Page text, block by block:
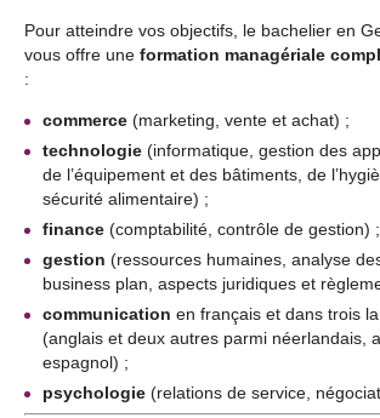
Pour atteindre vos objectifs, le bachelier en
vous offre une formation managériale
:
commerce (marketing, vente et achat) ;
technologie (informatique, gestion des
de l’équipement et des bâtiments, de
sécurité alimentaire) ;
finance (comptabilité, contrôle de gestion) ;
gestion (ressources humaines, analyse
business plan, aspects juridiques et
communication en français et dans trois
(anglais et deux autres parmi néerlandais,
espagnol) ;
psychologie (relations de service,